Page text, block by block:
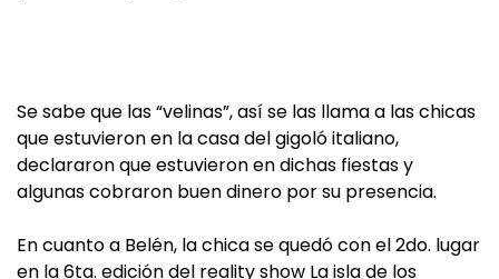
Se sabe que las “velinas”, así se las llama a las chicas
que estuvieron en la casa del gigoló italiano,
declararon que estuvieron en dichas fiestas y
algunas cobraron buen dinero por su presencia.
En cuanto a Belén, la chica se quedó con el 2do. lugar
en la 6ta. edición del reality show La isla de los